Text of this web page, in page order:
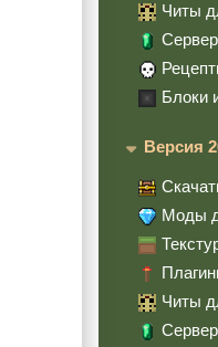
Читы
Блоки
Версия
Моды
Читы